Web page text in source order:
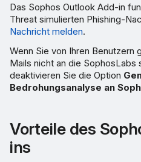
Das Sophos Outlook Add-in
Threat simulierten Phishing-
Nachricht melden.
Wenn Sie von Ihren
Mails nicht an die SophosLabs
deaktivieren Sie die Option
Bedrohungsanalyse an
Vorteile des
ins